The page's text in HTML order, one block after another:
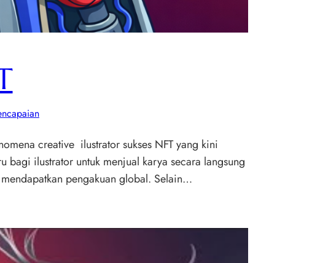
creative ilustrator sukses NFT yang kini
ilustrator untuk menjual karya secara langsung
pengakuan global. Selain…